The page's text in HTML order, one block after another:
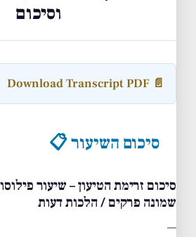
וסיכום
📄 Download Transcript PDF
סיכום השיעור 📋
סיכום זרימת הטיעון – שיעור
שמונה פרקים / הלכות דעות
—